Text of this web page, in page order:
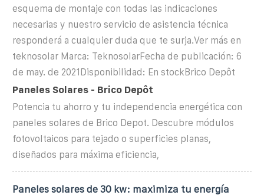
esquema de montaje con todas las indicaciones
necesarias y nuestro servicio de asistencia técnica
responderá a cualquier duda que te surja.Ver más en
teknosolar Marca: TeknosolarFecha de publicación: 6
de may. de 2021Disponibilidad: En stockBrico Depôt
Paneles Solares - Brico Depôt
Potencia tu ahorro y tu independencia energética con
paneles solares de Brico Depot. Descubre módulos
fotovoltaicos para tejado o superficies planas,
diseñados para máxima eficiencia,
Paneles solares de 30 kw: maximiza tu energía